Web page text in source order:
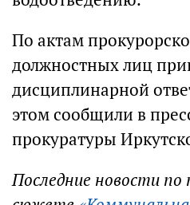
По актам
должностных лиц
дисциплинарной
этом сообщили в
прокуратуры
Последние новости